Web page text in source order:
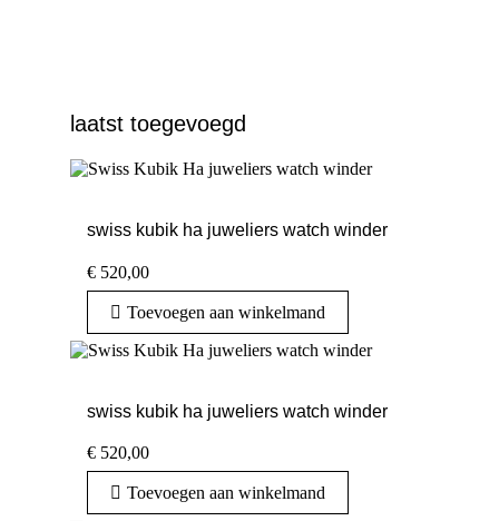
laatst toegevoegd
swiss kubik ha juweliers watch winder
€ 520,00
Toevoegen aan winkelmand
swiss kubik ha juweliers watch winder
€ 520,00
Toevoegen aan winkelmand